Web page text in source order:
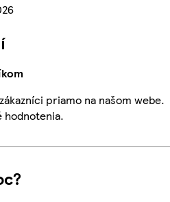
priamo na našom webe.
hodnotenia.